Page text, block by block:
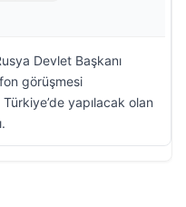
Devlet Başkanı
görüşmesi
yapılacak olan